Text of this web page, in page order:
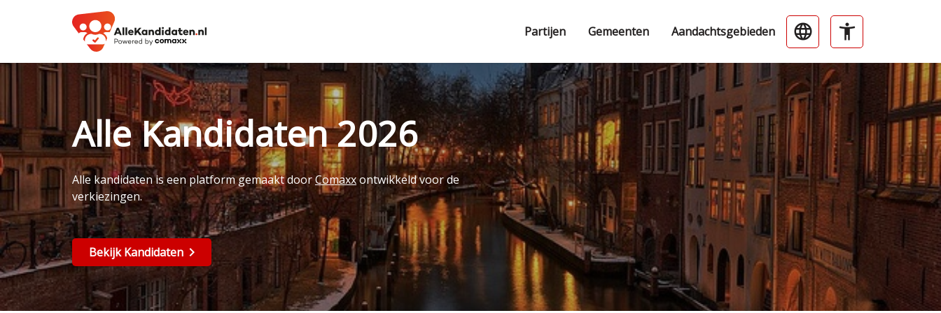
Partijen Gemeenten Aandachtsgebieden
Alle Kandidaten 2026
Alle kandidaten is een platform gemaakt doorComaxxontwikkeld voor de
verkiezingen.
Bekijk Kandidaten